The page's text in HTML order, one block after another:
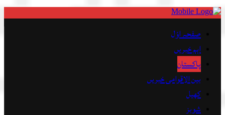
صفحہ اوّل
اہم خبریں
پاکستان
بین الاقوامی خبریں
کھیل
شوبز